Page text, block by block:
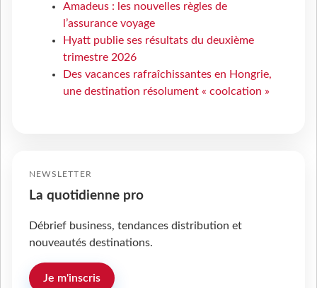
Amadeus : les nouvelles règles de
l’assurance voyage
Hyatt publie ses résultats du deuxième
trimestre 2026
Des vacances rafraîchissantes en Hongrie,
une destination résolument « coolcation »
NEWSLETTER
La quotidienne pro
Débrief business, tendances distribution et
nouveautés destinations.
Je m'inscris